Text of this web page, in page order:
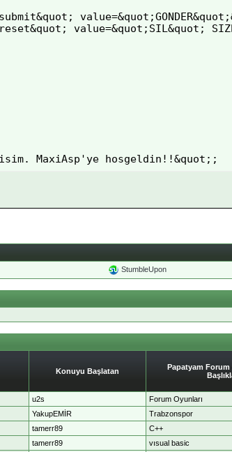
value=&quot;SIL&quot;
MaxiAsp'ye hosgeldin!!&quot;;
Tiklayin&quot;;
StumbleUpon
Konuyu Başlatan
Papatyam
u2s Forum Oyunları
YakupEMİR Trabzonspor
tamerr89 C++
tamerr89 vısual basic